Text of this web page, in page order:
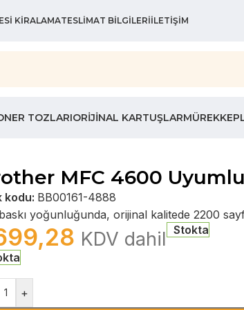
KIRALAMATESLIMAT BILGILERIİLETIŞIM
TOZLARIORIJINAL KARTUŞLAR
MFC 4600
kodu: BB00161-4888
yoğunluğunda, orijinal kalitede 2200
KDV dahil Stokta
+